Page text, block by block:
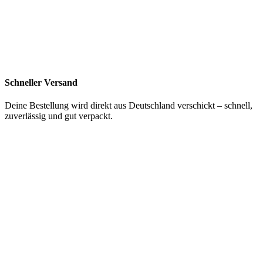
Schneller Versand
Deine Bestellung wird direkt aus Deutschland verschickt – schnell,
zuverlässig und gut verpackt.